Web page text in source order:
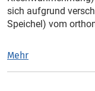
sich aufgrund
Speichel) vom
Mehr